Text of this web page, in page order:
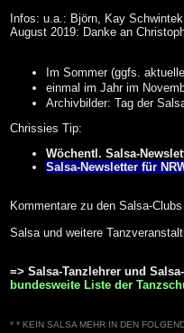
Infos: u.a.: Björn, Kay
August 2019: Danke an
Im Sommer (ggfs.
einmal im Jahr im
Archivbilder: Tag der
Chrissies Tip:
Wöchentl. Salsa-
Salsa-Newsletter für
Kommentare zu den Salsa-
Salsa und weitere
=> Salsa-Tanzlehrer und
bundesweite Liste der
* * KEIN SALSA MEHR IN DEN